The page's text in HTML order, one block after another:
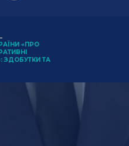
«ПРО
ЗДОБУТКИ ТА